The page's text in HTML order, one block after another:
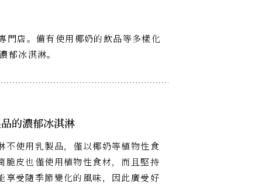
店。備有使用椰奶的飲品等多樣化
郁冰淇淋。
的濃郁冰淇淋
不使用乳製品，僅以椰奶等植物性食
脆皮也僅使用植物性食材，而且堅持
享受隨季節變化的風味，因此廣受好